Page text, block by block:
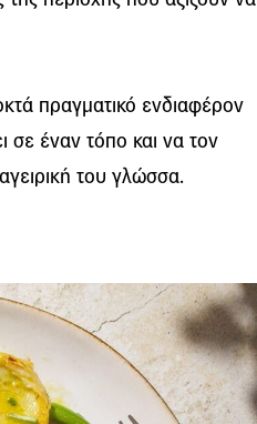
πραγματικό ενδιαφέρον
σε έναν τόπο και να τον
του γλώσσα.